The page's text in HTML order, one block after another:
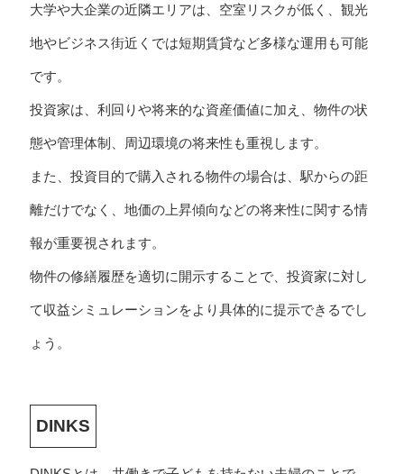
大学や大企業の近隣エリアは、空室リスクが低く、観光
地やビジネス街近くでは短期賃貸など多様な運用も可能
です。
投資家は、利回りや将来的な資産価値に加え、物件の状
態や管理体制、周辺環境の将来性も重視します。
また、投資目的で購入される物件の場合は、駅からの距
離だけでなく、地価の上昇傾向などの将来性に関する情
報が重要視されます。
物件の修繕履歴を適切に開示することで、投資家に対し
て収益シミュレーションをより具体的に提示できるでし
ょう。
DINKS